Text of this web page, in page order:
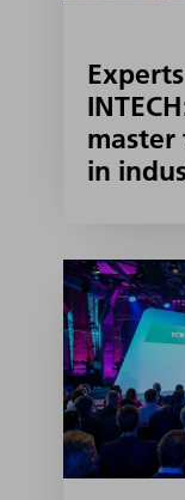
master
in